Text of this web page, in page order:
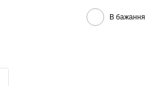
В бажання